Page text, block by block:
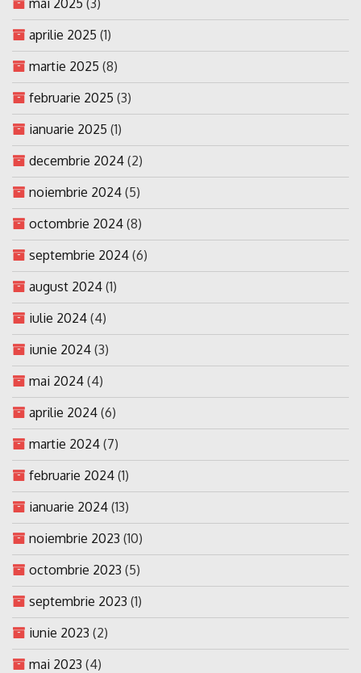
aprilie 2025 (1)
martie 2025 (8)
februarie 2025 (3)
ianuarie 2025 (1)
decembrie 2024 (2)
noiembrie 2024 (5)
octombrie 2024 (8)
septembrie 2024 (6)
august 2024 (1)
iulie 2024 (4)
iunie 2024 (3)
mai 2024 (4)
aprilie 2024 (6)
martie 2024 (7)
februarie 2024 (1)
ianuarie 2024 (13)
noiembrie 2023 (10)
octombrie 2023 (5)
septembrie 2023 (1)
iunie 2023 (2)
mai 2023 (4)